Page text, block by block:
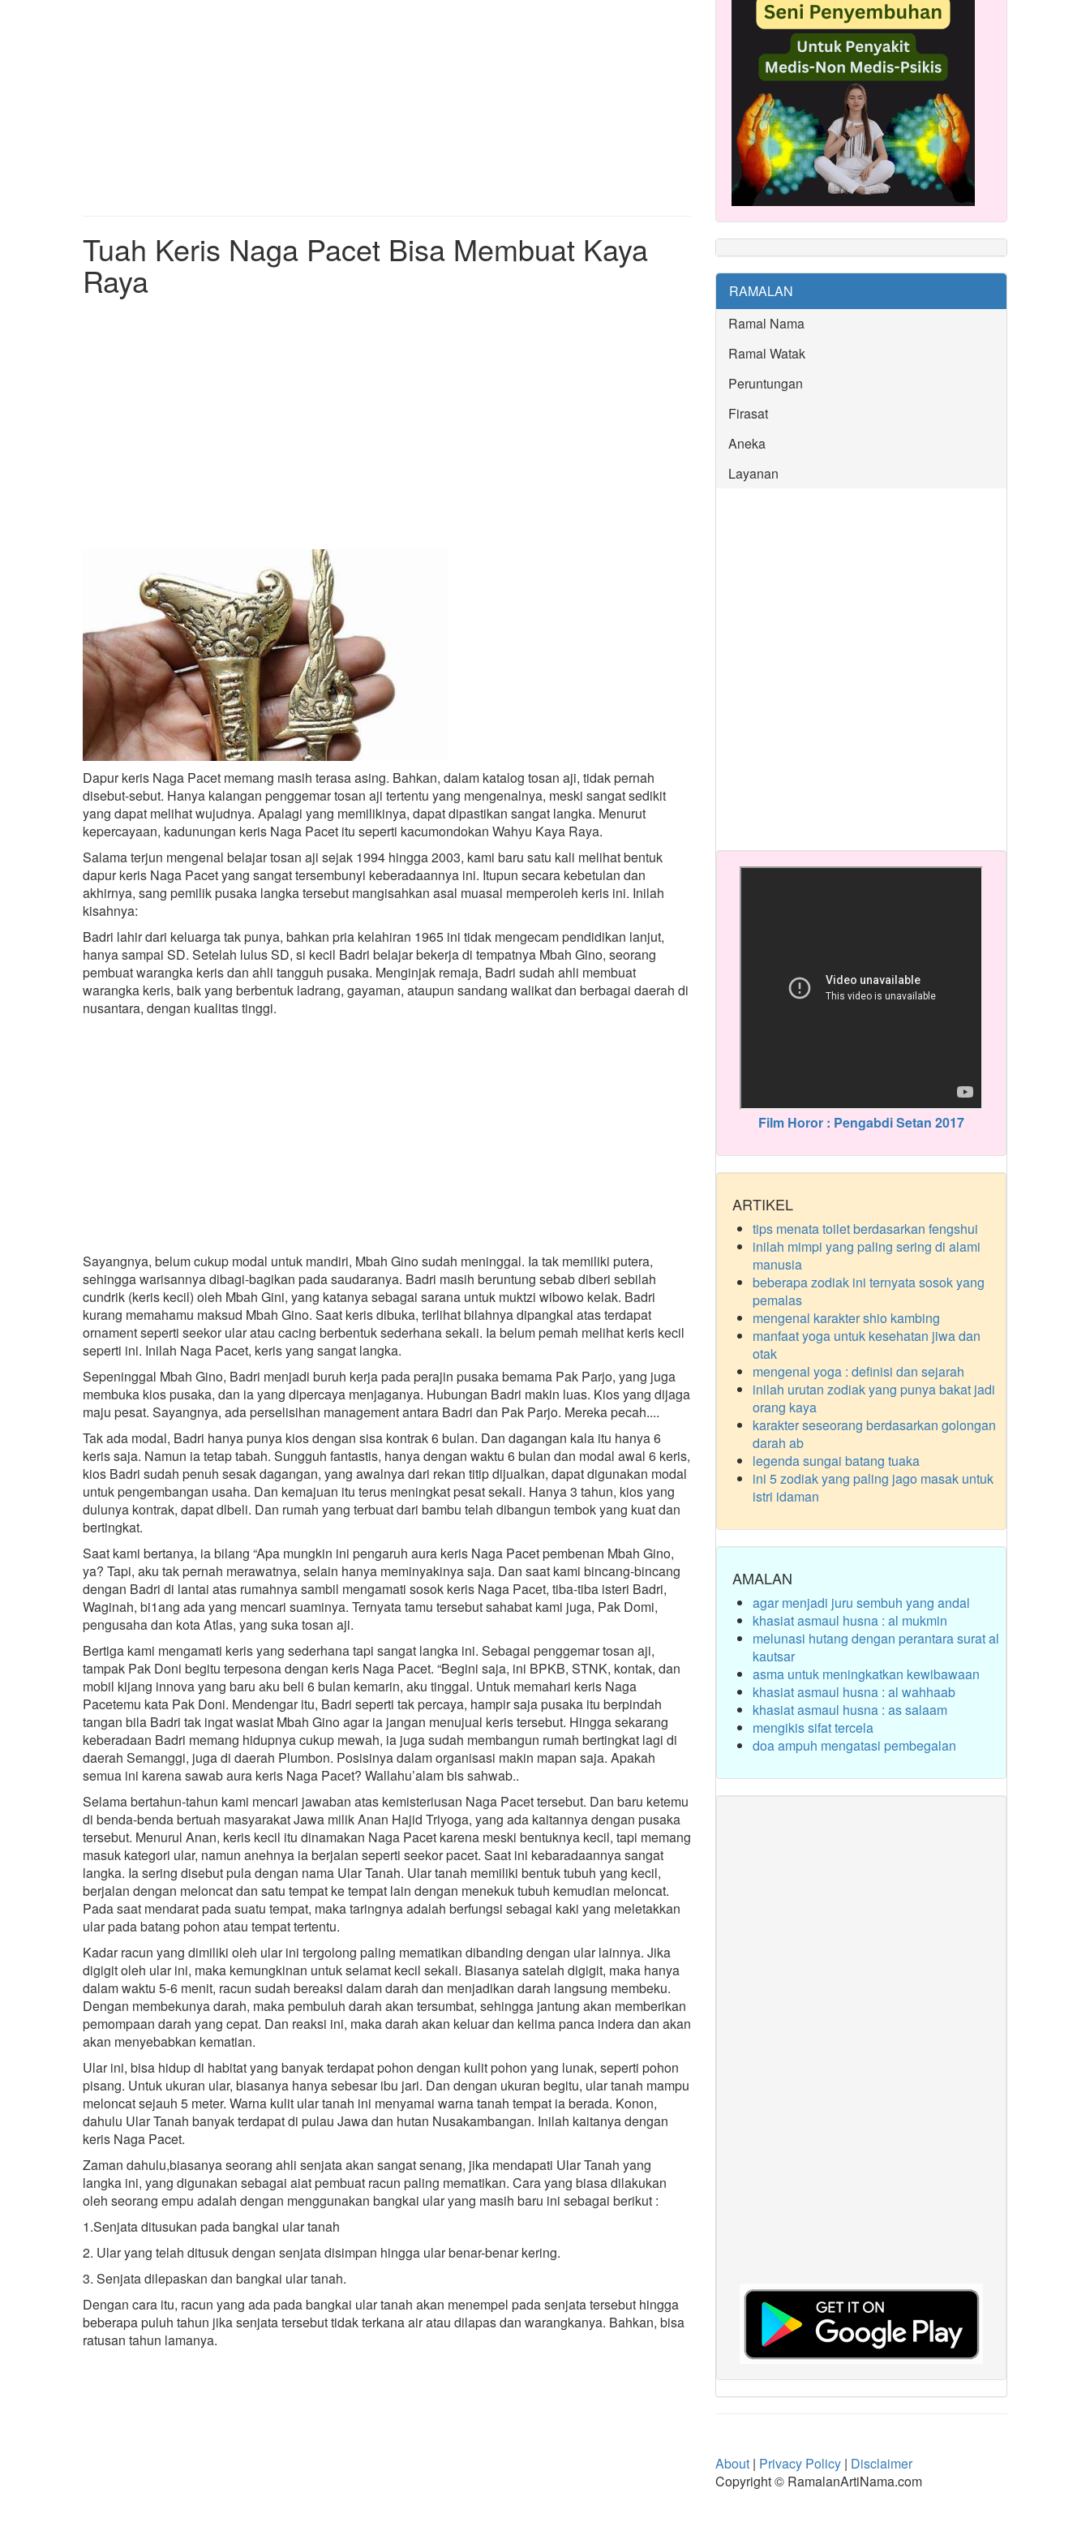
Tuah Keris Naga Pacet Bisa Membuat Kaya
Raya
Dapur keris Naga Pacet memang masih terasa asing. Bahkan, dalam katalog tosan aji, tidak pernah
disebut-sebut. Hanya kalangan penggemar tosan aji tertentu yang mengenalnya, meski sangat sedikit
yang dapat melihat wujudnya. Apalagi yang memilikinya, dapat dipastikan sangat langka. Menurut
kepercayaan, kadunungan keris Naga Pacet itu seperti kacumondokan Wahyu Kaya Raya.
Salama terjun mengenal belajar tosan aji sejak 1994 hingga 2003, kami baru satu kali melihat bentuk
dapur keris Naga Pacet yang sangat tersembunyi keberadaannya ini. Itupun secara kebetulan dan
akhirnya, sang pemilik pusaka langka tersebut mangisahkan asal muasal memperoleh keris ini. Inilah
kisahnya:
Badri lahir dari keluarga tak punya, bahkan pria kelahiran 1965 ini tidak mengecam pendidikan lanjut,
hanya sampai SD. Setelah lulus SD, si kecil Badri belajar bekerja di tempatnya Mbah Gino, seorang
pembuat warangka keris dan ahli tangguh pusaka. Menginjak remaja, Badri sudah ahli membuat
warangka keris, baik yang berbentuk ladrang, gayaman, ataupun sandang walikat dan berbagai daerah di
nusantara, dengan kualitas tinggi.
Sayangnya, belum cukup modal untuk mandiri, Mbah Gino sudah meninggal. Ia tak memiliki putera,
sehingga warisannya dibagi-bagikan pada saudaranya. Badri masih beruntung sebab diberi sebilah
cundrik (keris kecil) oleh Mbah Gini, yang katanya sebagai sarana untuk muktzi wibowo kelak. Badri
kurang memahamu maksud Mbah Gino. Saat keris dibuka, terlihat bilahnya dipangkal atas terdapat
ornament seperti seekor ular atau cacing berbentuk sederhana sekali. Ia belum pemah melihat keris kecil
seperti ini. Inilah Naga Pacet, keris yang sangat langka.
Sepeninggal Mbah Gino, Badri menjadi buruh kerja pada perajin pusaka bemama Pak Parjo, yang juga
membuka kios pusaka, dan ia yang dipercaya menjaganya. Hubungan Badri makin luas. Kios yang dijaga
maju pesat. Sayangnya, ada perselisihan management antara Badri dan Pak Parjo. Mereka pecah....
Tak ada modal, Badri hanya punya kios dengan sisa kontrak 6 bulan. Dan dagangan kala itu hanya 6
keris saja. Namun ia tetap tabah. Sungguh fantastis, hanya dengan waktu 6 bulan dan modal awal 6 keris,
kios Badri sudah penuh sesak dagangan, yang awalnya dari rekan titip dijualkan, dapat digunakan modal
untuk pengembangan usaha. Dan kemajuan itu terus meningkat pesat sekali. Hanya 3 tahun, kios yang
dulunya kontrak, dapat dlbeli. Dan rumah yang terbuat dari bambu telah dibangun tembok yang kuat dan
bertingkat.
Saat kami bertanya, ia bilang “Apa mungkin ini pengaruh aura keris Naga Pacet pembenan Mbah Gino,
ya? Tapi, aku tak pernah merawatnya, selain hanya meminyakinya saja. Dan saat kami bincang-bincang
dengan Badri di lantai atas rumahnya sambil mengamati sosok keris Naga Pacet, tiba-tiba isteri Badri,
Waginah, bi1ang ada yang mencari suaminya. Ternyata tamu tersebut sahabat kami juga, Pak Domi,
pengusaha dan kota Atlas, yang suka tosan aji.
Bertiga kami mengamati keris yang sederhana tapi sangat langka ini. Sebagai penggemar tosan aji,
tampak Pak Doni begitu terpesona dengan keris Naga Pacet. “Begini saja, ini BPKB, STNK, kontak, dan
mobil kijang innova yang baru aku beli 6 bulan kemarin, aku tinggal. Untuk memahari keris Naga
Pacetemu kata Pak Doni. Mendengar itu, Badri seperti tak percaya, hampir saja pusaka itu berpindah
tangan bila Badri tak ingat wasiat Mbah Gino agar ia jangan menujual keris tersebut. Hingga sekarang
keberadaan Badri memang hidupnya cukup mewah, ia juga sudah membangun rumah bertingkat lagi di
daerah Semanggi, juga di daerah Plumbon. Posisinya dalam organisasi makin mapan saja. Apakah
semua ini karena sawab aura keris Naga Pacet? Wallahu’alam bis sahwab..
Selama bertahun-tahun kami mencari jawaban atas kemisteriusan Naga Pacet tersebut. Dan baru ketemu
di benda-benda bertuah masyarakat Jawa milik Anan Hajid Triyoga, yang ada kaitannya dengan pusaka
tersebut. Menurul Anan, keris kecil itu dinamakan Naga Pacet karena meski bentuknya kecil, tapi memang
masuk kategori ular, namun anehnya ia berjalan seperti seekor pacet. Saat ini kebaradaannya sangat
langka. Ia sering disebut pula dengan nama Ular Tanah. Ular tanah memiliki bentuk tubuh yang kecil,
berjalan dengan meloncat dan satu tempat ke tempat lain dengan menekuk tubuh kemudian meloncat.
Pada saat mendarat pada suatu tempat, maka taringnya adalah berfungsi sebagai kaki yang meletakkan
ular pada batang pohon atau tempat tertentu.
Kadar racun yang dimiliki oleh ular ini tergolong paling mematikan dibanding dengan ular lainnya. Jika
digigit oleh ular ini, maka kemungkinan untuk selamat kecil sekali. Biasanya satelah digigit, maka hanya
dalam waktu 5-6 menit, racun sudah bereaksi dalam darah dan menjadikan darah langsung membeku.
Dengan membekunya darah, maka pembuluh darah akan tersumbat, sehingga jantung akan memberikan
pemompaan darah yang cepat. Dan reaksi ini, maka darah akan keluar dan kelima panca indera dan akan
akan menyebabkan kematian.
Ular ini, bisa hidup di habitat yang banyak terdapat pohon dengan kulit pohon yang lunak, seperti pohon
pisang. Untuk ukuran ular, biasanya hanya sebesar ibu jari. Dan dengan ukuran begitu, ular tanah mampu
meloncat sejauh 5 meter. Warna kulit ular tanah ini menyamai warna tanah tempat ia berada. Konon,
dahulu Ular Tanah banyak terdapat di pulau Jawa dan hutan Nusakambangan. Inilah kaitanya dengan
keris Naga Pacet.
Zaman dahulu,biasanya seorang ahli senjata akan sangat senang, jika mendapati Ular Tanah yang
langka ini, yang digunakan sebagai aiat pembuat racun paling mematikan. Cara yang biasa dilakukan
oleh seorang empu adalah dengan menggunakan bangkai ular yang masih baru ini sebagai berikut :
1.Senjata ditusukan pada bangkai ular tanah
2. Ular yang telah ditusuk dengan senjata disimpan hingga ular benar-benar kering.
3. Senjata dilepaskan dan bangkai ular tanah.
Dengan cara itu, racun yang ada pada bangkai ular tanah akan menempel pada senjata tersebut hingga
beberapa puluh tahun jika senjata tersebut tidak terkana air atau dilapas dan warangkanya. Bahkan, bisa
ratusan tahun lamanya.
RAMALAN
Ramal Nama
Ramal Watak
Peruntungan
Firasat
Aneka
Layanan
Film Horor : Pengabdi Setan 2017
ARTIKEL
tips menata toilet berdasarkan fengshui
inilah mimpi yang paling sering di alami
manusia
beberapa zodiak ini ternyata sosok yang
pemalas
mengenal karakter shio kambing
manfaat yoga untuk kesehatan jiwa dan
otak
mengenal yoga : definisi dan sejarah
inilah urutan zodiak yang punya bakat jadi
orang kaya
karakter seseorang berdasarkan golongan
darah ab
legenda sungai batang tuaka
ini 5 zodiak yang paling jago masak untuk
istri idaman
AMALAN
agar menjadi juru sembuh yang andal
khasiat asmaul husna : al mukmin
melunasi hutang dengan perantara surat al
kautsar
asma untuk meningkatkan kewibawaan
khasiat asmaul husna : al wahhaab
khasiat asmaul husna : as salaam
mengikis sifat tercela
doa ampuh mengatasi pembegalan
About | Privacy Policy | Disclaimer
Copyright © RamalanArtiNama.com